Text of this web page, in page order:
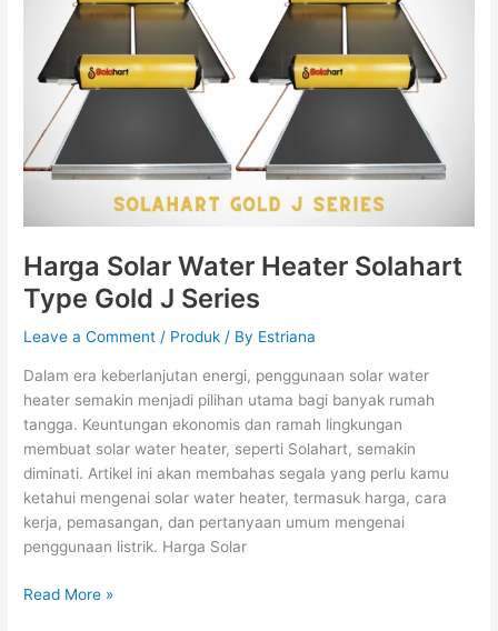
Harga Solar Water Heater Solahart
Type Gold J Series
Leave a Comment / Produk / By Estriana
Dalam era keberlanjutan energi, penggunaan solar water
heater semakin menjadi pilihan utama bagi banyak rumah
tangga. Keuntungan ekonomis dan ramah lingkungan
membuat solar water heater, seperti Solahart, semakin
diminati. Artikel ini akan membahas segala yang perlu kamu
ketahui mengenai solar water heater, termasuk harga, cara
kerja, pemasangan, dan pertanyaan umum mengenai
penggunaan listrik. Harga Solar
Heater
Solahart
Type
Gold
Series
Read More »